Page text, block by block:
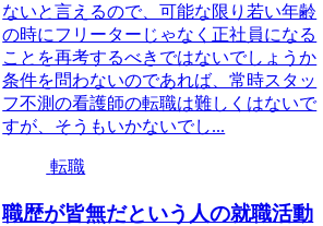
ないと言えるので、可能な限り若い年齢
の時にフリーターじゃなく正社員になる
ことを再考するべきではないでしょうか
条件を問わないのであれば、常時スタッ
フ不測の看護師の転職は難しくはないで
すが、そうもいかないでし...
転職
職歴が皆無だという人の就職活動